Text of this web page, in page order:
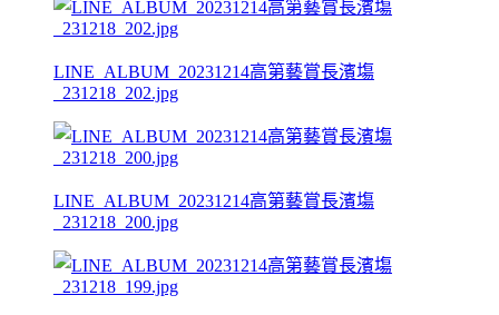
LINE_ALBUM_20231214高第藝賞長濱塲
_231218_202.jpg
LINE_ALBUM_20231214高第藝賞長濱塲
_231218_200.jpg